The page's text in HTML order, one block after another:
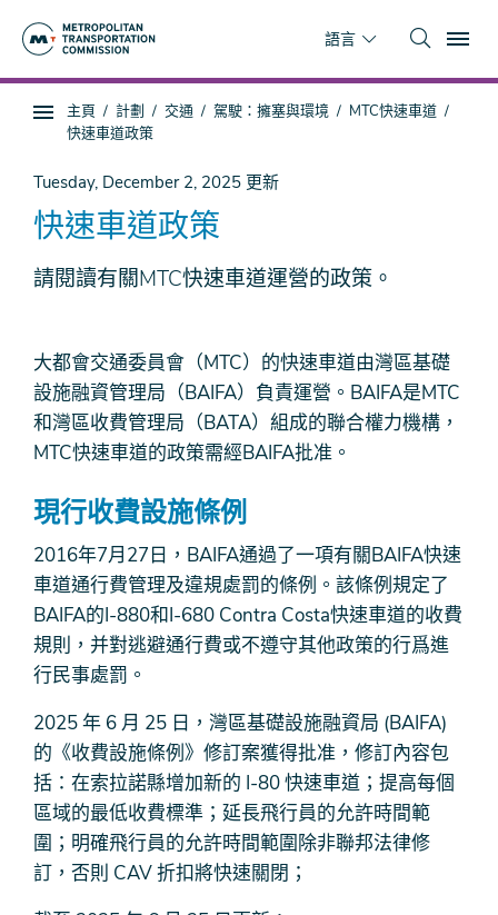
語言
子
面
導
航
你
在
裡
主頁 計劃 交通 駕駛：擁塞與環境
MTC快速車道
快速車道政策
Tuesday, December 2, 2025 更新
快速車道政策
請閱讀有關MTC快速車道運營的政策。
大都會交通委員會（MTC）的快速車道由灣區基礎
設施融資管理局（BAIFA）負責運營。BAIFA是MTC
和灣區收費管理局（BATA）組成的聯合權力機構，
MTC快速車道的政策需經BAIFA批准。
現行收費設施條例
2016年7月27日，BAIFA通過了一項有關BAIFA快速
車道通行費管理及違規處罰的條例。該條例規定了
BAIFA的I-880和I-680 Contra Costa快速車道的收費
規則，并對逃避通行費或不遵守其他政策的行爲進
行民事處罰。
2025 年 6 月 25 日，灣區基礎設施融資局 (BAIFA)
的《收費設施條例》修訂案獲得批准，修訂內容包
括：在索拉諾縣增加新的 I-80 快速車道；提高每個
區域的最低收費標準；延長飛行員的允許時間範
圍；明確飛行員的允許時間範圍除非聯邦法律修
訂，否則 CAV 折扣將快速關閉；